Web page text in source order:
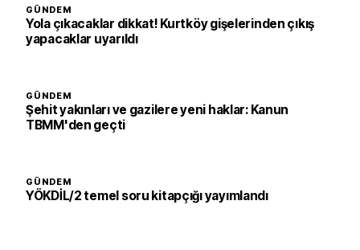
GÜNDEM
Yola çıkacaklar dikkat! Kurtköy gişelerinden çıkış
yapacaklar uyarıldı
GÜNDEM
Şehit yakınları ve gazilere yeni haklar: Kanun
TBMM'den geçti
GÜNDEM
YÖKDİL/2 temel soru kitapçığı yayımlandı